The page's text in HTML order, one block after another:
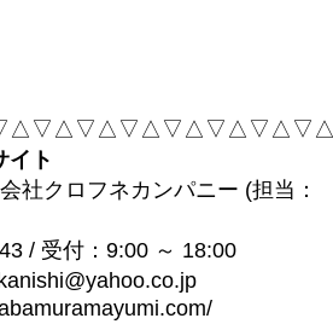
イト
社クロフネカンパニー (担当：
/ 受付：9:00 ～ 18:00